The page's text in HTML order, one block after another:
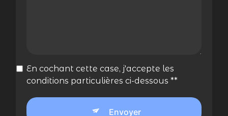
En cochant cette case, j'accepte les
conditions particulières ci-dessous **
Envoyer